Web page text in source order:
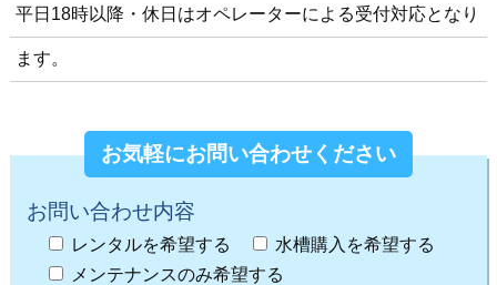
平日18時以降・休日はオペレーターによる受付対応となり
ます。
お気軽にお問い合わせください
お問い合わせ内容
レンタルを希望する
水槽購入を希望する
メンテナンスのみ希望する